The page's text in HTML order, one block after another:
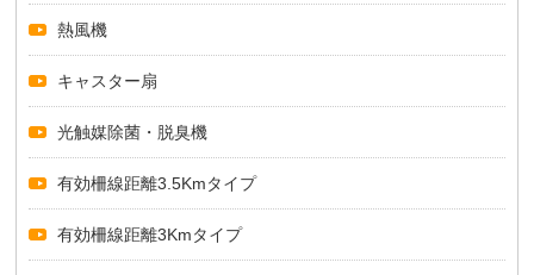
熱風機
キャスター扇
光触媒除菌・脱臭機
有効柵線距離3.5Kmタイプ
有効柵線距離3Kmタイプ